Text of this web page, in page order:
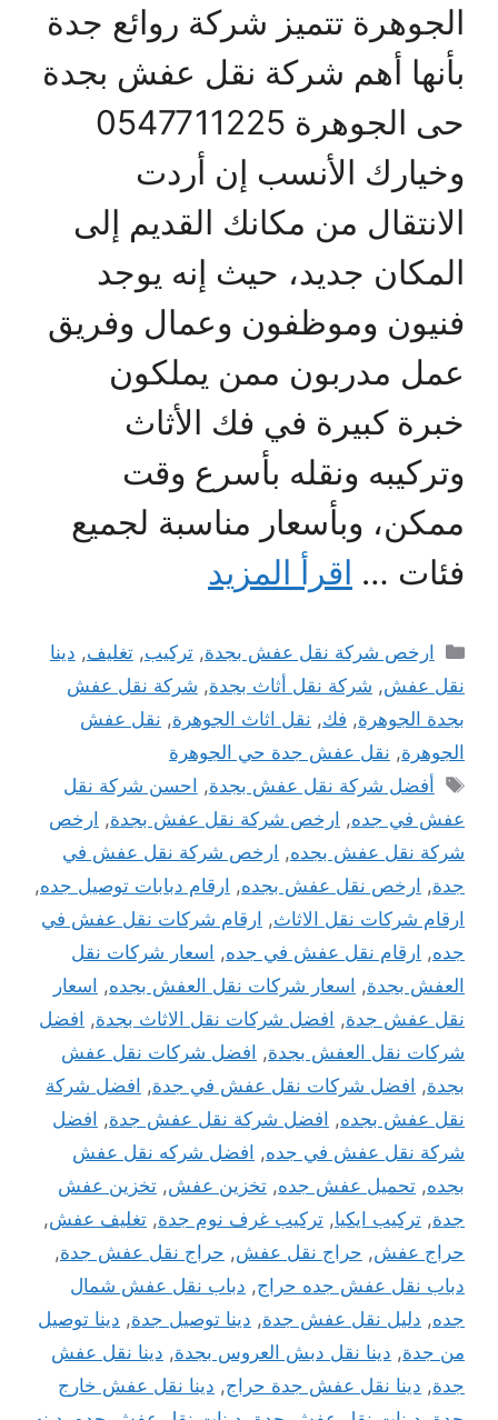
الجوهرة تتميز شركة روائع جدة
بأنها أهم شركة نقل عفش بجدة
حى الجوهرة 0547711225
وخيارك الأنسب إن أردت
الانتقال من مكانك القديم إلى
المكان جديد، حيث إنه يوجد
فنيون وموظفون وعمال وفريق
عمل مدربون ممن يملكون
خبرة كبيرة في فك الأثاث
وتركيبه ونقله بأسرع وقت
ممكن، وبأسعار مناسبة لجميع
فئات … اقرأ المزيد
التصنيفات
ارخص شركة نقل عفش بجدة,تركيب,تغليف, دينا
نقل عفش, شركة نقل أثاث بجدة, شركة نقل عفش
بجدة الجوهرة, فك, نقل اثاث الجوهرة, نقل عفش
الجوهرة, نقل عفش جدة حي الجوهرة
الوسوم
أفضل شركة نقل عفش بجدة, احسن شركة نقل
عفش في جده, ارخص شركة نقل عفش بجدة, ارخص
شركة نقل عفش بجده, ارخص شركة نقل عفش في
جدة, ارخص نقل عفش بجده, ارقام دبابات توصيل جده,
ارقام شركات نقل الاثاث, ارقام شركات نقل عفش في
جده, ارقام نقل عفش في جده, اسعار شركات نقل
العفش بجدة, اسعار شركات نقل العفش بجده, اسعار
نقل عفش جدة, افضل شركات نقل الاثاث بجدة, افضل
شركات نقل العفش بجدة, افضل شركات نقل عفش
بجدة, افضل شركات نقل عفش في جدة, افضل شركة
نقل عفش بجده, افضل شركة نقل عفش جدة, افضل
شركة نقل عفش في جده, افضل شركه نقل عفش
بجده, تحميل عفش جده, تخزين عفش, تخزين عفش
جدة, تركيب ايكيا, تركيب غرف نوم جدة, تغليف عفش,
حراج عفش, حراج نقل عفش, حراج نقل عفش جدة,
دباب نقل عفش جده حراج, دباب نقل عفش شمال
جده, دليل نقل عفش جدة, دينا توصيل جدة, دينا توصيل
من جدة, دينا نقل دبش العروس بجدة, دينا نقل عفش
جدة, دينا نقل عفش جدة حراج, دينا نقل عفش خارج